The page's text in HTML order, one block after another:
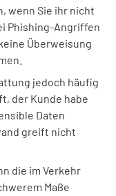
wenn Sie ihr nicht
Phishing-Angriffen
Überweisung
jedoch häufig
der Kunde habe
Daten
greift nicht
die im Verkehr
Maße